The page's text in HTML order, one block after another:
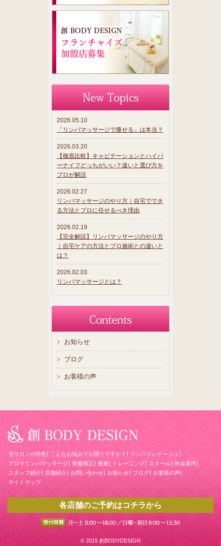
2026.05.10
「リンパマッサージで痩せる」は本当？
2026.03.20
【徹底比較】キャビテーションとハイパ
ーナイフどっちがいい？違いと選び方を
プロが解説
2026.02.27
リンパマッサージのやり方｜自宅ででき
る方法とプロに任せるべき理由
2026.02.19
【完全解説】リンパマッサージのやり方
｜自宅ケアの方法とプロ施術との違いと
は？
2026.02.03
リンパマッサージとは？
お知らせ
ブログ
お客様の声
当サロンの特色 こんなお悩みでお困りですか？
リンパドレナージュ
アロマリンパマッサージ
骨盤矯正 痩身 トレーニング スクール
料金案内
スタッフ紹介
店舗紹介 お問い合わせ お知らせ ブログ
お客様の声
サイトマップ
各店舗のご予約はコチラから
© 2015 創BODYDESIGN